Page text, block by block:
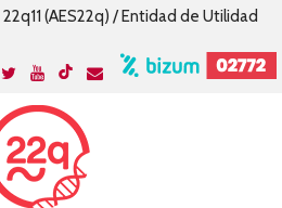
(AES22q) / Entidad de Utilidad